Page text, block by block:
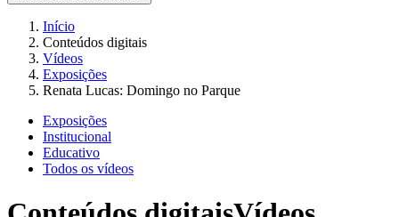
Início
Conteúdos digitais
Vídeos
Exposições
Renata Lucas: Domingo no Parque
Exposições
Institucional
Educativo
Todos os vídeos